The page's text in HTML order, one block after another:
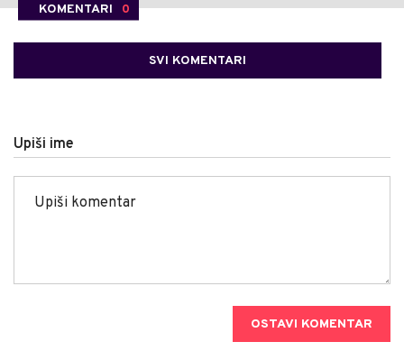
KOMENTARI 0
SVI KOMENTARI
Upiši ime
OSTAVI KOMENTAR